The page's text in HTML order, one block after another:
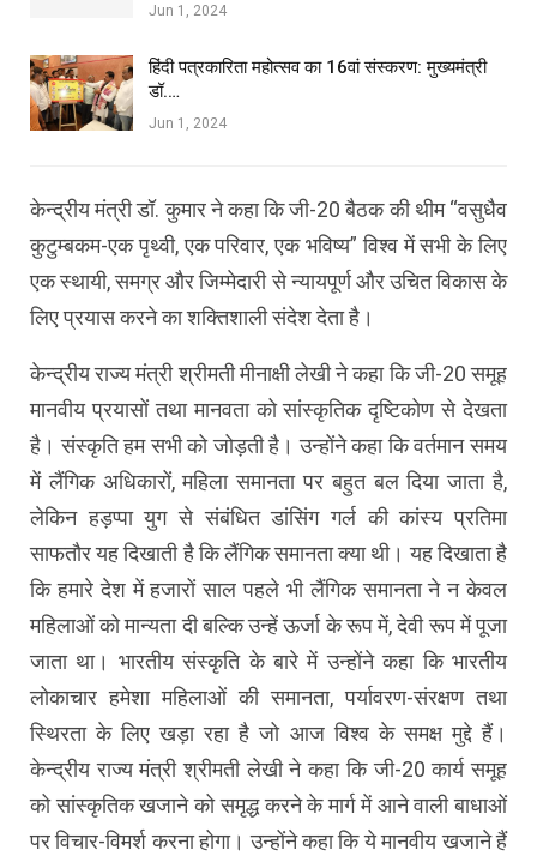
Jun 1, 2024
हिंदी पत्रकारिता महोत्सव का 16वां संस्करण: मुख्यमंत्री
डॉ.…
Jun 1, 2024
केन्द्रीय मंत्री डॉ. कुमार ने कहा कि जी-20 बैठक की थीम “वसुधैव
कुटुम्बकम-एक पृथ्वी, एक परिवार, एक भविष्य” विश्व में सभी के लिए
एक स्थायी, समग्र और जिम्मेदारी से न्यायपूर्ण और उचित विकास के
लिए प्रयास करने का शक्तिशाली संदेश देता है।
केन्द्रीय राज्य मंत्री श्रीमती मीनाक्षी लेखी ने कहा कि जी-20 समूह
मानवीय प्रयासों तथा मानवता को सांस्कृतिक दृष्टिकोण से देखता
है। संस्कृति हम सभी को जोड़ती है। उन्होंने कहा कि वर्तमान समय
में लैंगिक अधिकारों, महिला समानता पर बहुत बल दिया जाता है,
लेकिन हड़प्पा युग से संबंधित डांसिंग गर्ल की कांस्य प्रतिमा
साफतौर यह दिखाती है कि लैंगिक समानता क्या थी। यह दिखाता है
कि हमारे देश में हजारों साल पहले भी लैंगिक समानता ने न केवल
महिलाओं को मान्यता दी बल्कि उन्हें ऊर्जा के रूप में, देवी रूप में पूजा
जाता था। भारतीय संस्कृति के बारे में उन्होंने कहा कि भारतीय
लोकाचार हमेशा महिलाओं की समानता, पर्यावरण-संरक्षण तथा
स्थिरता के लिए खड़ा रहा है जो आज विश्व के समक्ष मुद्दे हैं।
केन्द्रीय राज्य मंत्री श्रीमती लेखी ने कहा कि जी-20 कार्य समूह
को सांस्कृतिक खजाने को समृद्ध करने के मार्ग में आने वाली बाधाओं
पर विचार-विमर्श करना होगा। उन्होंने कहा कि ये मानवीय खजाने हैं